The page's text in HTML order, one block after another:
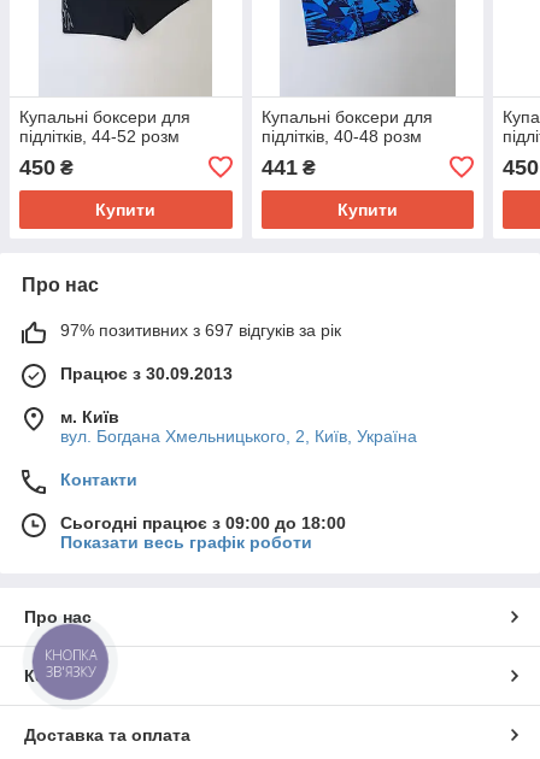
Купальні боксери для
підлітків, 44-52 розм
450 ₴
Купити
Купальні боксери для
підлітків, 40-48 розм
441₴
Купити
450
Про нас
97% позитивних з 697 відгуків за рік
Працює з 30.09.2013
м. Київ
вул. Богдана Хмельницького, 2, Київ, Україна
Контакти
Сьогодні працює з 09:00 до 18:00
Показати весь графік роботи
Про нас
Контакти
Доставка та оплата
КНОПКА
ЗВ'ЯЗКУ